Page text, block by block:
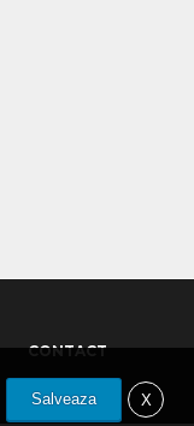
CONTACT
Salveaza X